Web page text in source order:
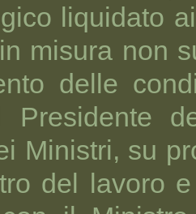
liquidato
misura non
delle
Presidente
Ministri, su
del lavoro